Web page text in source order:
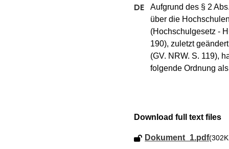
Aufgrund des § 2
über die
(Hochschulgesetz -
190), zuletzt
(GV. NRW. S. 119),
folgende Ordnung
Download full text files
Dokument_1.pdf